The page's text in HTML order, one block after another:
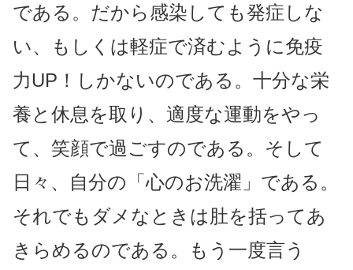
である。だから感染しても発症しな
い、もしくは軽症で済むように免疫
力UP！しかないのである。十分な栄
養と休息を取り、適度な運動をやっ
て、笑顔で過ごすのである。そして
日々、自分の「心のお洗濯」である。
それでもダメなときは肚を括ってあ
きらめるのである。もう一度言う